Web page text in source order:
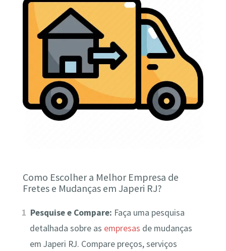
Como Escolher a Melhor Empresa de
Fretes e Mudanças em Japeri RJ?
Pesquise e Compare: Faça uma pesquisa
detalhada sobre as empresas de mudanças
em Japeri RJ. Compare preços, serviços